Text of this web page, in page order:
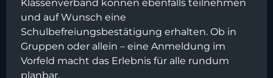
Klassenverband können ebenfalls teilnehmen
und auf Wunsch eine
Schulbefreiungsbestätigung erhalten. Ob in
Gruppen oder allein – eine Anmeldung im
Vorfeld macht das Erlebnis für alle rundum
planbar.